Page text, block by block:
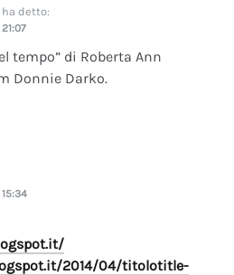
ha detto:
tempo” di Roberta Ann
Donnie Darko.
2014/04/titolotitle-